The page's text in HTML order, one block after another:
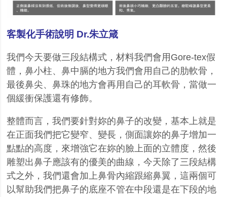
客製化手術說明 Dr.朱立箴
我們今天要做三段結構式，材料我們會用 Gore-tex假
體，鼻小柱、鼻中膈的地方我們會用自己的肋軟骨，
最後鼻尖、鼻珠的地方會再用自己的耳軟骨，當做一
個緩衝保護還有修飾。
整體而言，我們要針對妳的鼻子的改變，基本上就是
在正面我們把它變窄、變長，側面讓妳的鼻子增加一
點點的高度，來增強它在妳的臉上面的立體度，然後
雕塑出鼻子應該有的優美的曲線，今天除了三段結構
式之外，我們還會加上鼻骨內縮跟縮鼻翼，這兩個可
以幫助我們把鼻子的底座不管在中段還是在下段的地